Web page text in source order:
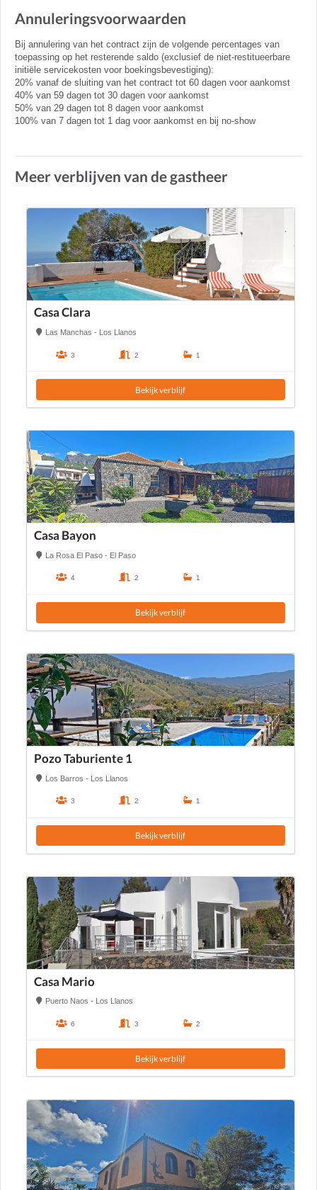
Annuleringsvoorwaarden
Bij annulering van het contract zijn de volgende percentages van
toepassing op het resterende saldo (exclusief de niet-restitueerbare
initiële servicekosten voor boekingsbevestiging):
20% vanaf de sluiting van het contract tot 60 dagen voor aankomst
40% van 59 dagen tot 30 dagen voor aankomst
50% van 29 dagen tot 8 dagen voor aankomst
100% van 7 dagen tot 1 dag voor aankomst en bij no-show
Meer verblijven van de gastheer
Casa Clara
Las Manchas - Los Llanos
3 2 1
Bekijk verblijf
Casa Bayon
La Rosa El Paso - El Paso
4 2 1
Bekijk verblijf
Pozo Taburiente 1
Los Barros - Los Llanos
3 2 1
Bekijk verblijf
Casa Mario
Puerto Naos - Los Llanos
6 3 2
Bekijk verblijf